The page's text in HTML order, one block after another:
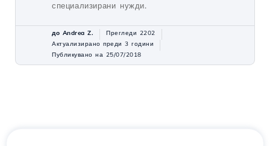
специализирани нужди.
до Andrea Z.
Прегледи 2202
Актуализирано преди 3 години
Публикувано на 25/07/2018